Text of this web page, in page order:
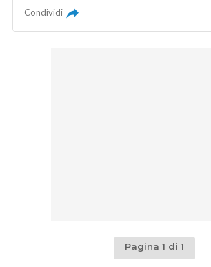
Condividi
Pagina 1 di 1